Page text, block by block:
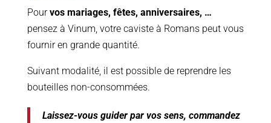
Pourvos mariages, fêtes, anniversaires, …
pensez à Vinum, votre caviste à Romans peut vous
fournir en grande quantité.
Suivant modalité, il est possible de reprendre les
bouteilles non-consommées.
Laissez-vous guider par vos sens, commandez